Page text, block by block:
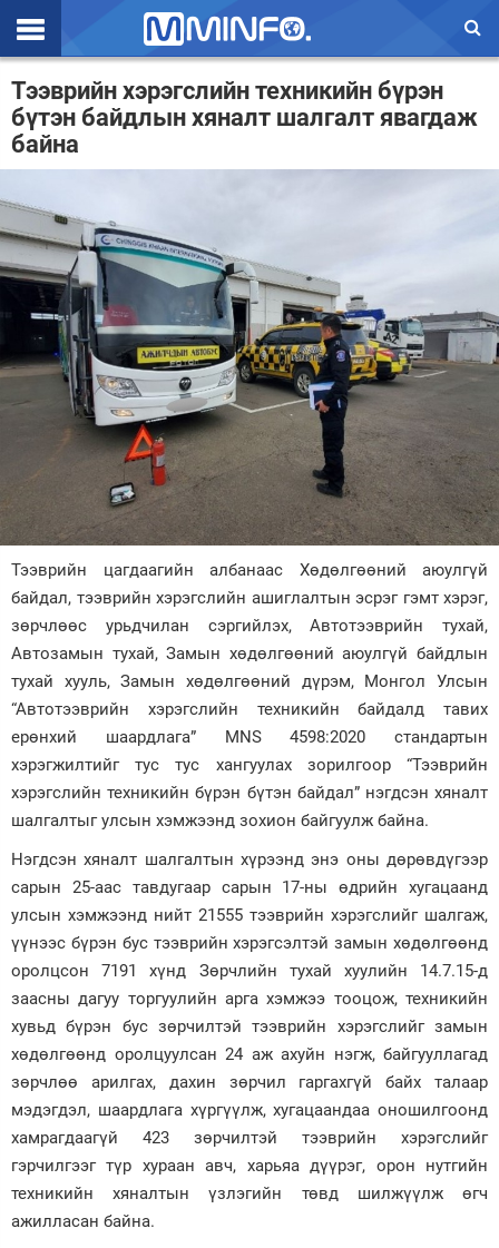
Эхлэл
Цаг агаар
Валют ханш
Улс төр
Эдийн засаг
Үзэл бодол
Спорт
Энтертайнмэнт
Зурхай
Тээврийн хэрэгслийн техникийн бүрэн
бүтэн байдлын хяналт шалгалт явагдаж
байна
Тээврийн цагдаагийн албанаас Хөдөлгөөний аюулгүй
байдал, тээврийн хэрэгслийн ашиглалтын эсрэг гэмт хэрэг,
зөрчлөөс урьдчилан сэргийлэх, Автотээврийн тухай,
Автозамын тухай, Замын хөдөлгөөний аюулгүй байдлын
тухай хууль, Замын хөдөлгөөний дүрэм, Монгол Улсын
“Автотээврийн хэрэгслийн техникийн байдалд тавих
ерөнхий шаардлага” MNS 4598:2020 стандартын
хэрэгжилтийг тус тус хангуулах зорилгоор “Тээврийн
хэрэгслийн техникийн бүрэн бүтэн байдал” нэгдсэн хяналт
шалгалтыг улсын хэмжээнд зохион байгуулж байна.
Нэгдсэн хяналт шалгалтын хүрээнд энэ оны дөрөвдүгээр
сарын 25-аас тавдугаар сарын 17-ны өдрийн хугацаанд
улсын хэмжээнд нийт 21555 тээврийн хэрэгслийг шалгаж,
үүнээс бүрэн бус тээврийн хэрэгсэлтэй замын хөдөлгөөнд
оролцсон 7191 хүнд Зөрчлийн тухай хуулийн 14.7.15-д
заасны дагуу торгуулийн арга хэмжээ тооцож, техникийн
хувьд бүрэн бус зөрчилтэй тээврийн хэрэгслийг замын
хөдөлгөөнд оролцуулсан 24 аж ахуйн нэгж, байгууллагад
зөрчлөө арилгах, дахин зөрчил гаргахгүй байх талаар
мэдэгдэл, шаардлага хүргүүлж, хугацаандаа оношилгоонд
хамрагдаагүй 423 зөрчилтэй тээврийн хэрэгслийг
гэрчилгээг түр хураан авч, харьяа дүүрэг, орон нутгийн
техникийн хяналтын үзлэгийн төвд шилжүүлж өгч
ажилласан байна.